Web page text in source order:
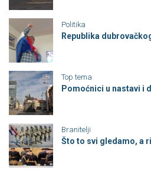
Politika
Republika
Top tema
Pomoćnici u nastavi i
Branitelji
Što to svi gledamo, a